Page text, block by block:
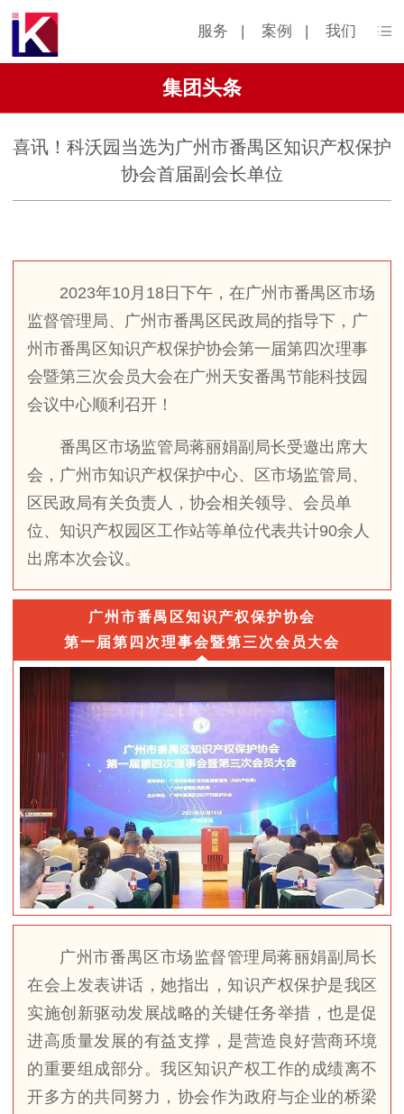
服务 | 案例 | 我们
集团头条
喜讯！科沃园当选为广州市番禺区知识产权保护
协会首届副会长单位
2023年10月18日下午，在广州市番禺区市场
监督管理局、广州市番禺区民政局的指导下，广
州市番禺区知识产权保护协会第一届第四次理事
会暨第三次会员大会在广州天安番禺节能科技园
会议中心顺利召开！
番禺区市场监管局蒋丽娟副局长受邀出席大
会，广州市知识产权保护中心、区市场监管局、
区民政局有关负责人，协会相关领导、会员单
位、知识产权园区工作站等单位代表共计90余人
出席本次会议。
广州市番禺区知识产权保护协会
第一届第四次理事会暨第三次会员大会
广州市番禺区市场监督管理局蒋丽娟副局长
在会上发表讲话，她指出，知识产权保护是我区
实施创新驱动发展战略的关键任务举措，也是促
进高质量发展的有益支撑，是营造良好营商环境
的重要组成部分。我区知识产权工作的成绩离不
开多方的共同努力，协会作为政府与企业的桥梁